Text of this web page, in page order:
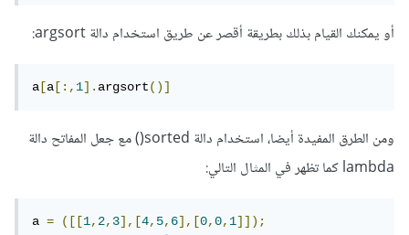
أو يمكنك القيام بذلك بطريقة أقصر عن طريق استخدام دالة argsort:
a [a [:,1].argsort()]
ومن الطرق المفيدة أيضا، استخدام دالة sorted() مع جعل المفاتح دالة
lambda كما تظهر في المثال التالي:
a = ([[1,2,3],[4,5,6],[0,0,1]]);